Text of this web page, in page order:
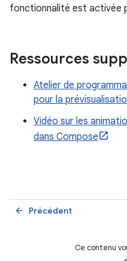
fonctionnalité est activée
Ressources
Atelier de
pour la
Vidéo sur les
dans Compose
Précédent
arrow_back
Ce contenu